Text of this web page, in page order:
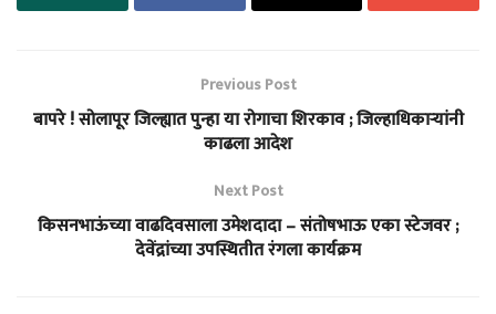
Previous Post
बापरे ! सोलापूर जिल्ह्यात पुन्हा या रोगाचा शिरकाव ; जिल्हाधिकाऱ्यांनी
काढला आदेश
Next Post
किसनभाऊंच्या वाढदिवसाला उमेशदादा – संतोषभाऊ एका स्टेजवर ;
देवेंद्रांच्या उपस्थितीत रंगला कार्यक्रम